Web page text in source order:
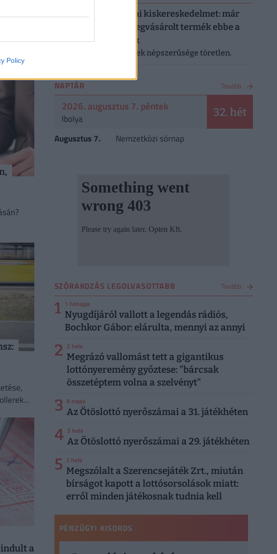
Policy
a
Letarolták az európai kiskereskedelmet: már
minden második megvásárolt termék ebbe a
kategóriába tartozik
A saját márkás termékek népszerűsége töretlen.
NAPTÁR Tovább
2026. augusztus 7. péntek
Ibolya 32. hét
Augusztus 7. Nemzetközi sörnap
SZÓRAKOZÁS LEGOLVASOTTABB Tovább
1 1 hónapja
Nyugdíjáról vallott a legendás rádiós,
Bochkor Gábor: elárulta, mennyi az annyi
2 2 hete
Megrázó vallomást tett a gigantikus
lottónyeremény győztese: "bárcsak
összetéptem volna a szelvényt"
3 6 napja
Az Ötöslottó nyerőszámai a 31. játékhéten
4 3 hete
Az Ötöslottó nyerőszámai a 29. játékhéten
5 2 hete
Megszólalt a Szerencsejáték Zrt., miután
bírságot kapott a lottósorsolások miatt:
erről minden játékosnak tudnia kell
PÉNZÜGYI KISOKOS